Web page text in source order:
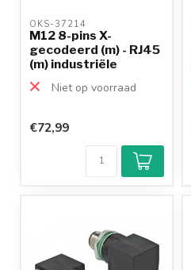
OKS-37214
M12 8-pins X-
gecodeerd (m) - RJ45
(m) industriële
netwerk...
Niet op voorraad
€72,99